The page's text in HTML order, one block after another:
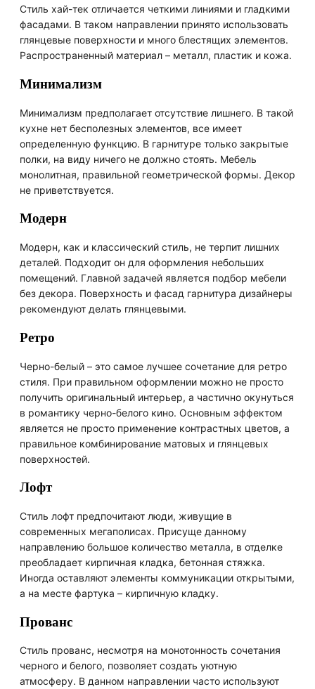
Стиль хай-тек отличается четкими линиями и гладкими
фасадами. В таком направлении принято использовать
глянцевые поверхности и много блестящих элементов.
Распространенный материал – металл, пластик и кожа.
Минимализм
Минимализм предполагает отсутствие лишнего. В такой
кухне нет бесполезных элементов, все имеет
определенную функцию. В гарнитуре только закрытые
полки, на виду ничего не должно стоять. Мебель
монолитная, правильной геометрической формы. Декор
не приветствуется.
Модерн
Модерн, как и классический стиль, не терпит лишних
деталей. Подходит он для оформления небольших
помещений. Главной задачей является подбор мебели
без декора. Поверхность и фасад гарнитура дизайнеры
рекомендуют делать глянцевыми.
Ретро
Черно-белый – это самое лучшее сочетание для ретро
стиля. При правильном оформлении можно не просто
получить оригинальный интерьер, а частично окунуться
в романтику черно-белого кино. Основным эффектом
является не просто применение контрастных цветов, а
правильное комбинирование матовых и глянцевых
поверхностей.
Лофт
Стиль лофт предпочитают люди, живущие в
современных мегаполисах. Присуще данному
направлению большое количество металла, в отделке
преобладает кирпичная кладка, бетонная стяжка.
Иногда оставляют элементы коммуникации открытыми,
а на месте фартука – кирпичную кладку.
Прованс
Стиль прованс, несмотря на монотонность сочетания
черного и белого, позволяет создать уютную
атмосферу. В данном направлении часто используют